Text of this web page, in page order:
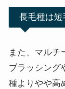
長毛種は短
また、マルチ
ブラッシング
種よりやや高